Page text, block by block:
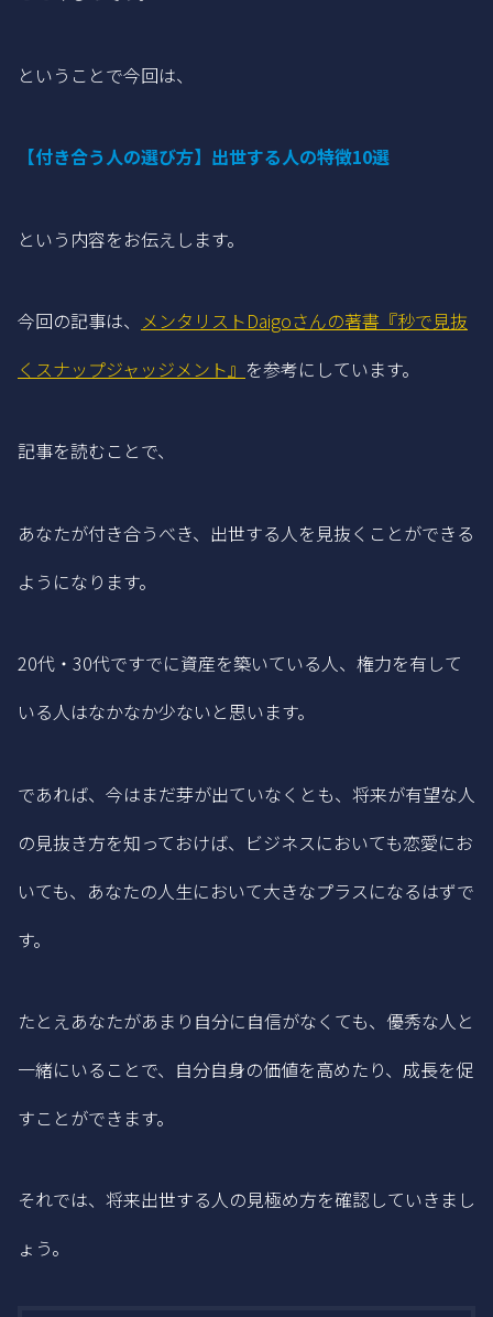
ということで今回は、
【付き合う人の選び方】出世する人の特徴10選
という内容をお伝えします。
今回の記事は、 メンタリストDaigoさんの著書『秒で見抜
くスナップジャッジメント』 を参考にしています。
記事を読むことで、
あなたが付き合うべき、出世する人を見抜くことができる
ようになります。
20代・30代ですでに資産を築いている人、権力を有して
いる人はなかなか少ないと思います。
であれば、今はまだ芽が出ていなくとも、将来が有望な人
の見抜き方を知っておけば、ビジネスにおいても恋愛にお
いても、あなたの人生において大きなプラスになるはずで
す。
たとえあなたがあまり自分に自信がなくても、優秀な人と
一緒にいることで、自分自身の価値を高めたり、成長を促
すことができます。
それでは、将来出世する人の見極め方を確認していきまし
ょう。